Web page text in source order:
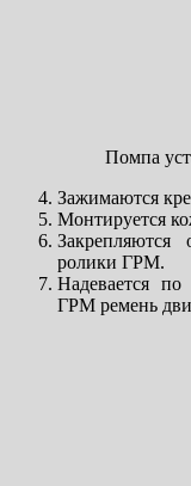
Помпа
Зажимаются
Монтируется
ролики ГРМ.
Надевается
ГРМ ремень